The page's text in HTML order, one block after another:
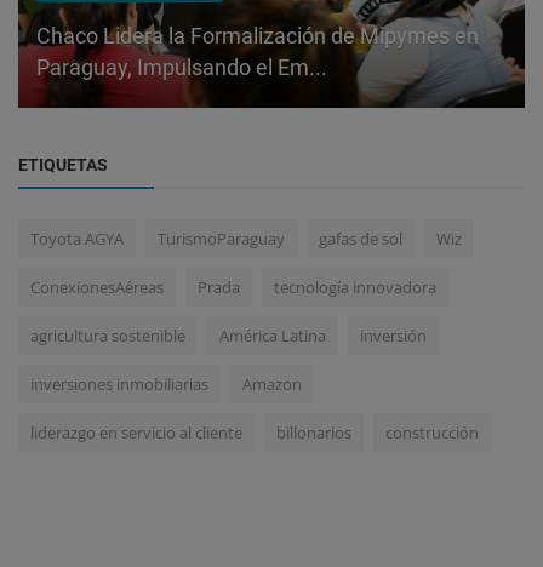
Chaco Lidera la Formalización de Mipymes en
Paraguay, Impulsando el Em...
ETIQUETAS
Toyota AGYA TurismoParaguay gafas de sol Wiz
ConexionesAéreas Prada tecnología innovadora
agricultura sostenible América Latina inversión
inversiones inmobiliarias Amazon
liderazgo en servicio al cliente billonarios construcción